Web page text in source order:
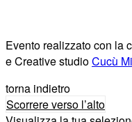
Evento realizzato con la
e Creative studioCucù
torna indietro
Scorrere verso l’alto